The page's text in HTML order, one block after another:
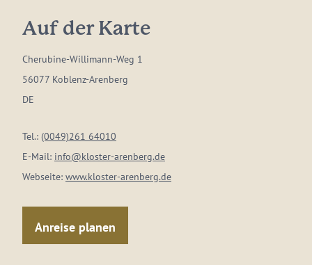
Auf der Karte
Cherubine-Willimann-Weg 1
56077 Koblenz-Arenberg
DE
Tel.: (0049)261 64010
E-Mail: info@kloster-arenberg.de
Webseite: www.kloster-arenberg.de
Anreise planen